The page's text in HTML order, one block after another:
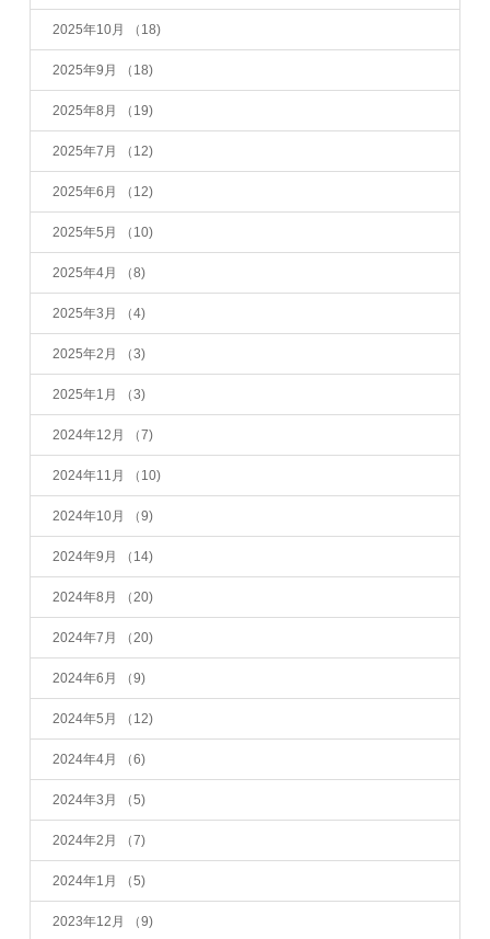
2025年10月 （18)
2025年9月 （18)
2025年8月 （19)
2025年7月 （12)
2025年6月 （12)
2025年5月 （10)
2025年4月 （8)
2025年3月 （4)
2025年2月 （3)
2025年1月 （3)
2024年12月 （7)
2024年11月 （10)
2024年10月 （9)
2024年9月 （14)
2024年8月 （20)
2024年7月 （20)
2024年6月 （9)
2024年5月 （12)
2024年4月 （6)
2024年3月 （5)
2024年2月 （7)
2024年1月 （5)
2023年12月 （9)